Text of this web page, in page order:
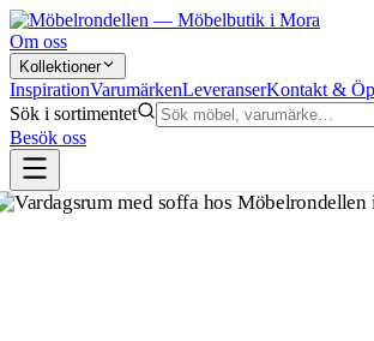
Om oss
Kollektioner
InspirationVarumärkenLeveranserKontakt &
Sök i sortimentet
Besök oss